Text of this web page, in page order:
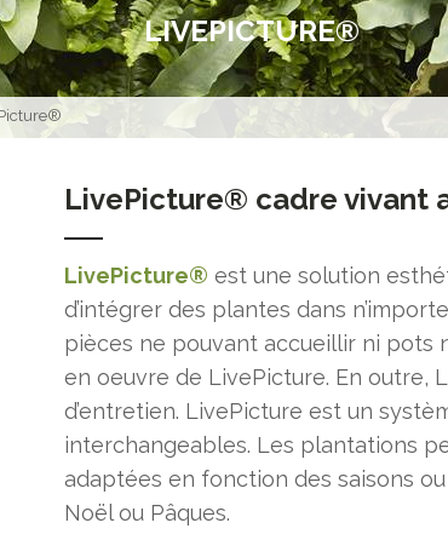
LIVEPICTURE®
LivePicture® cadre vivant
LivePicture® est une solution
d’intégrer des plantes dans
pièces ne pouvant accueillir ni pots
en oeuvre de LivePicture. En outre,
d’entretien. LivePicture est un
interchangeables. Les plantations
adaptées en fonction des saisons
Noël ou Pâques.